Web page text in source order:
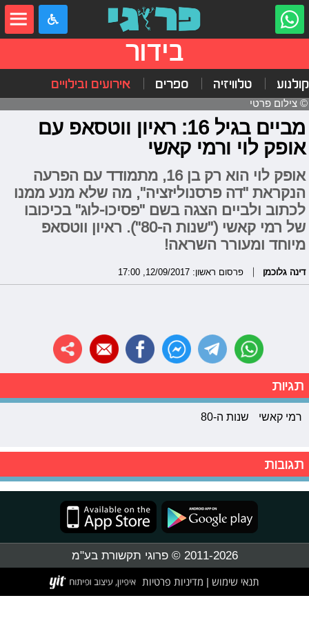
בידור
קולנוע טלוויזיה ספרים אירועים ובילויים
© צילום פרטי
מביים בגיל 16: ראיון ווטסאפ עם
אופק לוי ורמי קאשי
אופק לוי הוא רק בן 16, מתמודד עם הפרעה
הנקראת "דה פרסנוליזציה", מה שלא מנע ממנו
לכתוב ולביים הצגה בשם "פסיכו-לוג" בכיכובו
של רמי קאשי ("שנות ה-80"). ראיון ווטסאפ
מיוחד ומעורר השראה!
דינה גלוכמן פרסום ראשון: 12/09/2017, 17:00
תגיות
רמי קאשי שנות ה-80
תגובות
2011-2026 © פרוגי תקשורת בע"מ
תנאי שימוש מדיניות פרטיות